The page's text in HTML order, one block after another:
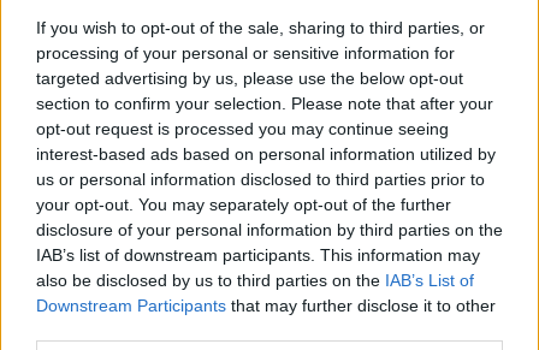
If you wish to opt-out of the sale, sharing to third parties, or
processing of your personal or sensitive information for
targeted advertising by us, please use the below opt-out
section to confirm your selection. Please note that after your
opt-out request is processed you may continue seeing
interest-based ads based on personal information utilized by
us or personal information disclosed to third parties prior to
your opt-out. You may separately opt-out of the further
disclosure of your personal information by third parties on the
IAB’s list of downstream participants. This information may
also be disclosed by us to third parties on the IAB’s List of
Downstream Participants that may further disclose it to other